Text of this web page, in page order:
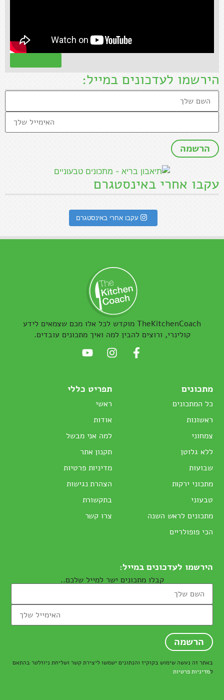
הירשמו לעדכונים במייל:
עקבו אחרי באינסטגרם
עקבו אחרי באינסטגרם
TheKitchenCoach מוקדש לכל אלו מכם שצמאים לידע
קולינרי, ורוצים להבין למה ואיך מתכונים עובדים.
מתכונים
כל המתכונים
ראשונות
צמחוני
ללא גלוטן
שבועות
מתכוני ירקות
טבעוני
מתכונים לראש השנה
הכי פופולריים
תפריט כללי
ראשי
אודות
למה אני מבשל
תקנון אתר
מדיניות פרטיות
הצהרת נגישות
בתקשורת
צרו קשר
הירשמו לעדכונים במייל:
קבלו מתכונים ישר למייל שלכם..
באתר זה נעשה שימוש בקוקיז והנתונים ישמשו ליצירת קשר ושליחת ניוזלטר בהתאם
למדיניות פרטיות